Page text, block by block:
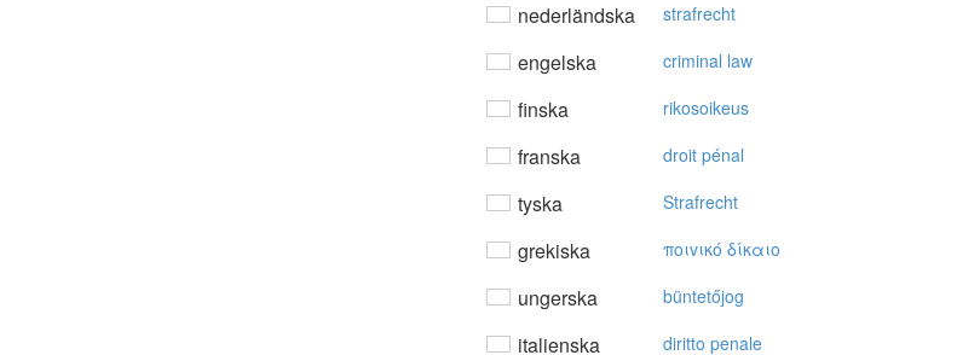
nederländska strafrecht
engelska criminal law
finska rikosoikeus
franska droit pénal
tyska Strafrecht
grekiska πoιvικό δίκαιo
ungerska büntetőjog
italienska diritto penale